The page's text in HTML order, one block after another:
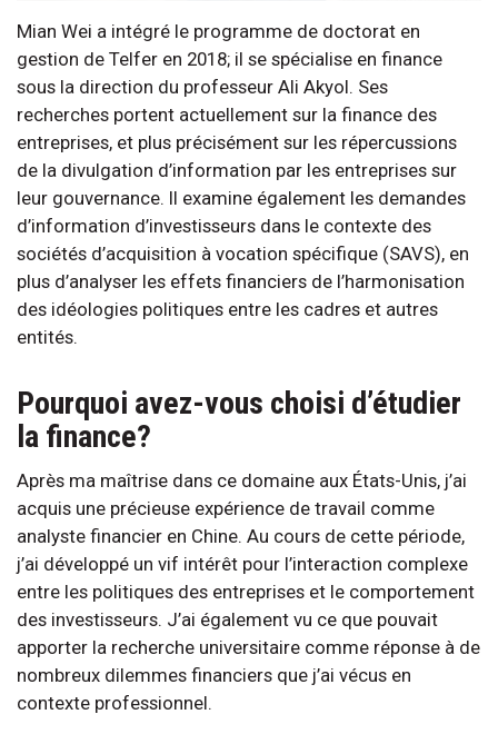
Mian Wei a intégré le programme de doctorat en
gestion de Telfer en 2018; il se spécialise en finance
sous la direction du professeur Ali Akyol. Ses
recherches portent actuellement sur la finance des
entreprises, et plus précisément sur les répercussions
de la divulgation d’information par les entreprises sur
leur gouvernance. Il examine également les demandes
d’information d’investisseurs dans le contexte des
sociétés d’acquisition à vocation spécifique (SAVS), en
plus d’analyser les effets financiers de l’harmonisation
des idéologies politiques entre les cadres et autres
entités.
Pourquoi avez-vous choisi d’étudier
la finance?
Après ma maîtrise dans ce domaine aux États-Unis, j’ai
acquis une précieuse expérience de travail comme
analyste financier en Chine. Au cours de cette période,
j’ai développé un vif intérêt pour l’interaction complexe
entre les politiques des entreprises et le comportement
des investisseurs. J’ai également vu ce que pouvait
apporter la recherche universitaire comme réponse à de
nombreux dilemmes financiers que j’ai vécus en
contexte professionnel.